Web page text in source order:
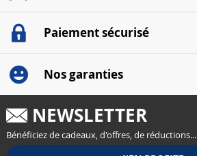
Paiement sécurisé
Nos garanties
NEWSLETTER
Bénéficiez de cadeaux, d'offres, de réductions...